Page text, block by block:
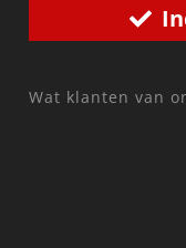
Wat klanten van